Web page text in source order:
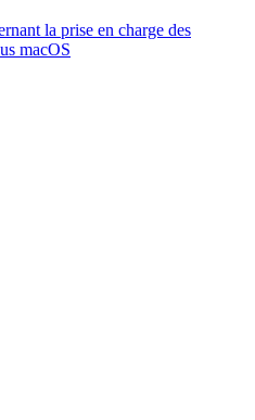
la prise en charge des
macOS